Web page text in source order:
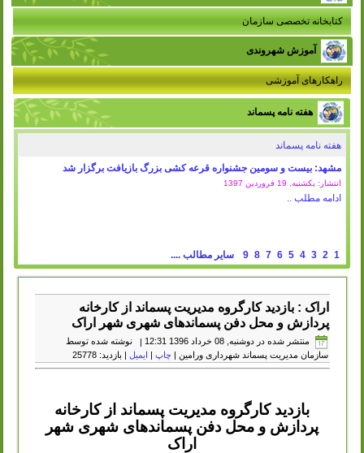
کتابخانه تخصصی سازمان
آموزش شهروندی
راهکارهای آموزشی
هفته نامه پسماند
هفته نامه پسماند
مشهد: بیست و سومین جشنواره قرعه کشی بزرگ بازیافت برگزار شد
انتشار: یکشنبه, 19 فروردين 1397
ادامه مطلب ..
1
2
3
4
5
6
7
8
9 سایر مطالب ....
اراک : بازدید کارگروه مدیریت پسماند از کارخانه
پردازش و محل دفن پسماندهای شهری شهر اراک
منتشر شده در دوشنبه, 08 خرداد 1396 12:31 |
نوشته شده توسط
سازمان مدیریت پسماند شهرداری ورامین | چاپ | ایمیل | بازدید: 25778
بازدید کارگروه مدیریت پسماند از کارخانه
پردازش و محل دفن پسماندهای شهری شهر
اراک